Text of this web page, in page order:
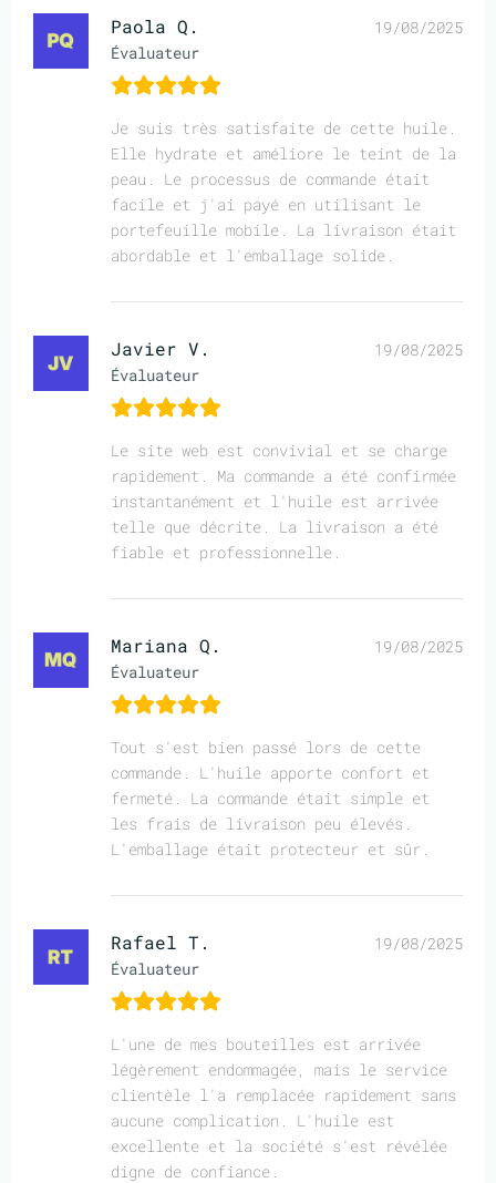
Paola Q.
Évaluateur
19/08/2025
Je suis très satisfaite de cette huile.
Elle hydrate et améliore le teint de la
peau. Le processus de commande était
facile et j'ai payé en utilisant le
portefeuille mobile. La livraison était
abordable et l'emballage solide.
Javier V.
Évaluateur
19/08/2025
Le site web est convivial et se charge
rapidement. Ma commande a été confirmée
instantanément et l'huile est arrivée
telle que décrite. La livraison a été
fiable et professionnelle.
Mariana Q.
Évaluateur
19/08/2025
Tout s'est bien passé lors de cette
commande. L'huile apporte confort et
fermeté. La commande était simple et
les frais de livraison peu élevés.
L'emballage était protecteur et sûr.
Rafael T.
Évaluateur
19/08/2025
L'une de mes bouteilles est arrivée
légèrement endommagée, mais le service
clientèle l'a remplacée rapidement sans
aucune complication. L'huile est
excellente et la société s'est révélée
digne de confiance.